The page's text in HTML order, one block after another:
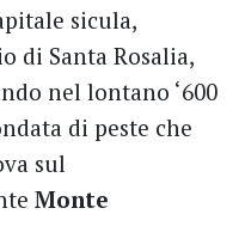
sicula,
di Santa Rosalia,
nel lontano ‘600
di peste che
sul
Monte